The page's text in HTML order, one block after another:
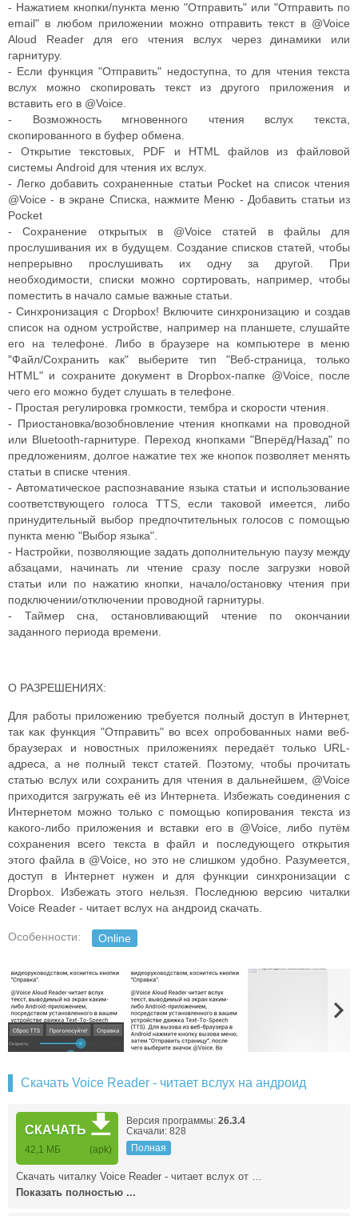
- Нажатием кнопки/пункта меню "Отправить" или "Отправить по
email" в любом приложении можно отправить текст в @Voice
Aloud Reader для его чтения вслух через динамики или
гарнитуру.
- Если функция "Отправить" недоступна, то для чтения текста
вслух можно скопировать текст из другого приложения и
вставить его в @Voice.
- Возможность мгновенного чтения вслух текста,
скопированного в буфер обмена.
- Открытие текстовых, PDF и HTML файлов из файловой
системы Android для чтения их вслух.
- Легко добавить сохраненные статьи Pocket на список чтения
@Voice - в экране Списка, нажмите Меню - Добавить статьи из
Pocket
- Сохранение открытых в @Voice статей в файлы для
прослушивания их в будущем. Создание списков статей, чтобы
непрерывно прослушивать их одну за другой. При
необходимости, списки можно сортировать, например, чтобы
поместить в начало самые важные статьи.
- Синхронизация с Dropbox! Включите синхронизацию и создав
список на одном устройстве, например на планшете, слушайте
его на телефоне. Либо в браузере на компьютере в меню
"Файл/Сохранить как" выберите тип "Веб-страница, только
HTML" и сохраните документ в Dropbox-папке @Voice, после
чего его можно будет слушать в телефоне.
- Простая регулировка громкости, тембра и скорости чтения.
- Приостановка/возобновление чтения кнопками на проводной
или Bluetooth-гарнитуре. Переход кнопками "Вперёд/Назад" по
предложениям, долгое нажатие тех же кнопок позволяет менять
статьи в списке чтения.
- Автоматическое распознавание языка статьи и использование
соответствующего голоса TTS, если таковой имеется, либо
принудительный выбор предпочтительных голосов с помощью
пункта меню "Выбор языка".
- Настройки, позволяющие задать дополнительную паузу между
абзацами, начинать ли чтение сразу после загрузки новой
статьи или по нажатию кнопки, начало/остановку чтения при
подключении/отключении проводной гарнитуры.
- Таймер сна, остановливающий чтение по окончании
заданного периода времени.
О РАЗРЕШЕНИЯХ:
Для работы приложению требуется полный доступ в Интернет,
так как функция "Отправить" во всех опробованных нами веб-
браузерах и новостных приложениях передаёт только URL-
адреса, а не полный текст статей. Поэтому, чтобы прочитать
статью вслух или сохранить для чтения в дальнейшем, @Voice
приходится загружать её из Интернета. Избежать соединения с
Интернетом можно только с помощью копирования текста из
какого-либо приложения и вставки его в @Voice, либо путём
сохранения всего текста в файл и последующего открытия
этого файла в @Voice, но это не слишком удобно. Разумеется,
доступ в Интернет нужен и для функции синхронизации с
Dropbox. Избежать этого нельзя. Последнюю версию читалки
Voice Reader - читает вслух на андроид скачать.
Особенности: Online
Скачать Voice Reader - читает вслух на андроид
СКАЧАТЬ
42,1 МБ (apk)
Версия программы: 26.3.4
Скачали: 828
Полная
Скачать читалку Voice Reader - читает вслух от …
Показать полностью ...